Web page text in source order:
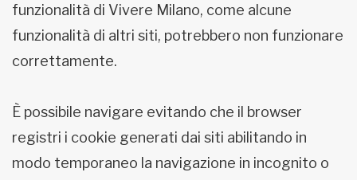
funzionalità di Vivere Milano, come alcune
funzionalità di altri siti, potrebbero non funzionare
correttamente.
È possibile navigare evitando che il browser
registri i cookie generati dai siti abilitando in
modo temporaneo la navigazione in incognito o